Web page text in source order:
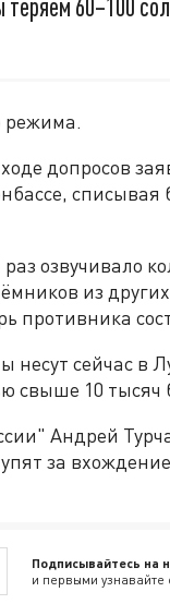
60–100
режима.
допросов
озвучивало
из
противника
несут сейчас в
свыше 10 тысяч
Андрей
за
Подписывайтесь на
и первыми узнавайте